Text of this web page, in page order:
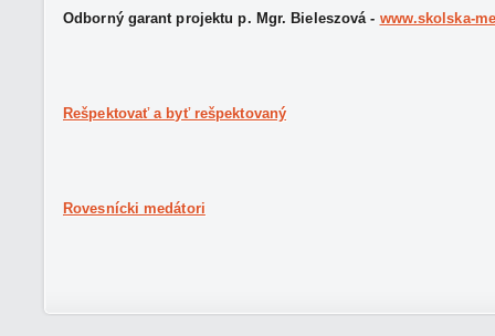
Odborný garant projektu p. Mgr. Bieleszová - www.skolska-
Rešpektovať a byť rešpektovaný
Rovesnícki medátori